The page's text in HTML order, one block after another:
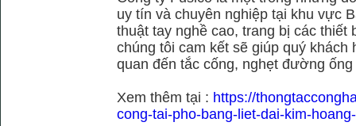
uy tín và chuyên nghiệp tại khu vực
thuật tay nghề cao, trang bị các thiết
chúng tôi cam kết sẽ giúp quý
quan đến tắc cống, nghẹt đường
Xem thêm tại : https://
cong-tai-pho-bang-liet-dai-kim-